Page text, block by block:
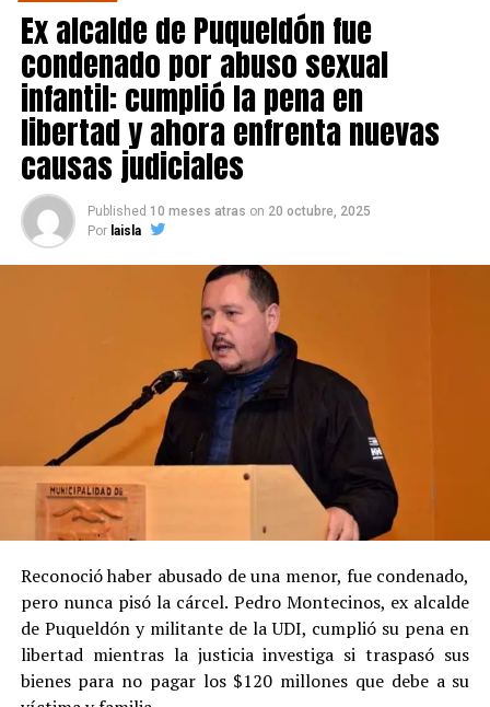
Ex alcalde de Puqueldón fue
condenado por abuso sexual
infantil: cumplió la pena en
libertad y ahora enfrenta nuevas
causas judiciales
Published 10 meses atras on 20 octubre, 2025
Por laisla
Reconoció haber abusado de una menor, fue condenado,
pero nunca pisó la cárcel. Pedro Montecinos, ex alcalde
de Puqueldón y militante de la UDI, cumplió su pena en
libertad mientras la justicia investiga si traspasó sus
bienes para no pagar los $120 millones que debe a su